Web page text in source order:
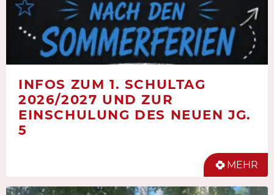
INFOS ZUM 1. SCHULTAG
2026/2027 UND ZUR
EINSCHULUNG DES NEUEN JG.
5
MEHR